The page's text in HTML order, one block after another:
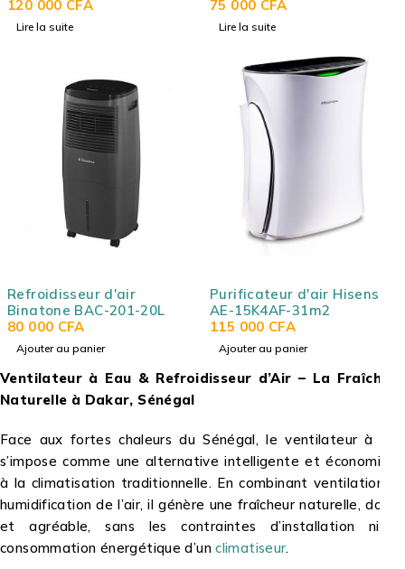
15K4AF
120 000 CFA
Lire la suite
LITRES BAC-20L
75 000 CFA
Lire la suite
Refroidisseur d'air
Binatone BAC-201-20L
80 000 CFA
Ajouter au panier
Purificateur d'air Hisense
AE-15K4AF-31m2
115 000 CFA
Ajouter au panier
Ventilateur à Eau & Refroidisseur d’Air – La Fraîcheur
Naturelle à Dakar, Sénégal
Face aux fortes chaleurs du Sénégal, le ventilateur à eau
s’impose comme une alternative intelligente et économique
à la climatisation traditionnelle. En combinant ventilation et
humidification de l’air, il génère une fraîcheur naturelle, douce
et agréable, sans les contraintes d’installation ni la
consommation énergétique d’unclimatiseur.